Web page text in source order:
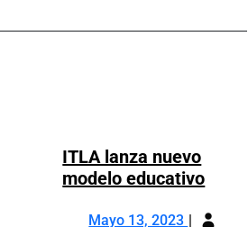
ITLA lanza nuevo
modelo educativoITLA
nuevo
Mayo 13, 2023 Mayo